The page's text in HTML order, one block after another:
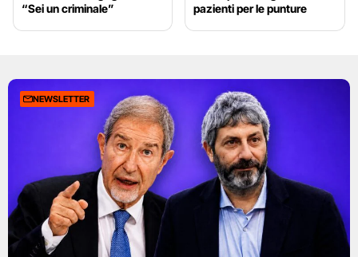
“Sei un criminale”
pazienti per le punture
NEWSLETTER